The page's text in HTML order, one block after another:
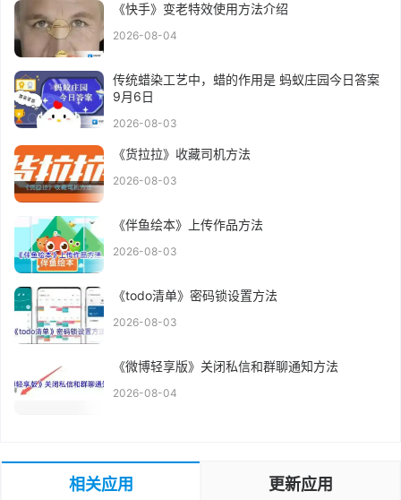
《快手》变老特效使用方法介绍
2026-08-04
传统蜡染工艺中，蜡的作用是 蚂蚁庄园今日答案
9月6日
2026-08-03
《货拉拉》收藏司机方法
2026-08-03
《伴鱼绘本》上传作品方法
2026-08-03
《todo清单》密码锁设置方法
2026-08-03
《微博轻享版》关闭私信和群聊通知方法
2026-08-04
相关应用 更新应用